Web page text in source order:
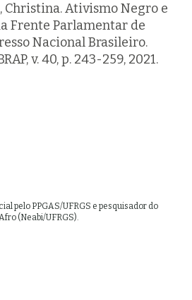
Christina. Ativismo Negro e
Frente Parlamentar de
Nacional Brasileiro.
v. 40, p. 243-259, 2021.
pelo PPGAS/UFRGS e pesquisador do
(Neabi/UFRGS).